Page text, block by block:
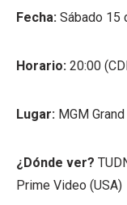
Fecha: Sábado 15
Horario: 20:00
Lugar: MGM
¿Dónde ver?
Prime Video (USA)